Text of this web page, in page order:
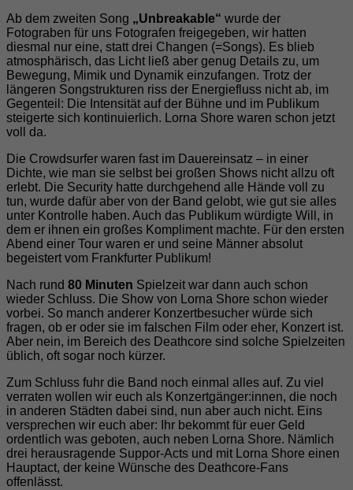
Ab dem zweiten Song „Unbreakable“ wurde der
Fotograben für uns Fotografen freigegeben, wir hatten
diesmal nur eine, statt drei Changen (=Songs). Es blieb
atmosphärisch, das Licht ließ aber genug Details zu, um
Bewegung, Mimik und Dynamik einzufangen. Trotz der
längeren Songstrukturen riss der Energiefluss nicht ab, im
Gegenteil: Die Intensität auf der Bühne und im Publikum
steigerte sich kontinuierlich. Lorna Shore waren schon jetzt
voll da.
Die Crowdsurfer waren fast im Dauereinsatz – in einer
Dichte, wie man sie selbst bei großen Shows nicht allzu oft
erlebt. Die Security hatte durchgehend alle Hände voll zu
tun, wurde dafür aber von der Band gelobt, wie gut sie alles
unter Kontrolle haben. Auch das Publikum würdigte Will, in
dem er ihnen ein großes Kompliment machte. Für den ersten
Abend einer Tour waren er und seine Männer absolut
begeistert vom Frankfurter Publikum!
Nach rund 80 Minuten Spielzeit war dann auch schon
wieder Schluss. Die Show von Lorna Shore schon wieder
vorbei. So manch anderer Konzertbesucher würde sich
fragen, ob er oder sie im falschen Film oder eher, Konzert ist.
Aber nein, im Bereich des Deathcore sind solche Spielzeiten
üblich, oft sogar noch kürzer.
Zum Schluss fuhr die Band noch einmal alles auf. Zu viel
verraten wollen wir euch als Konzertgänger:innen, die noch
in anderen Städten dabei sind, nun aber auch nicht. Eins
versprechen wir euch aber: Ihr bekommt für euer Geld
ordentlich was geboten, auch neben Lorna Shore. Nämlich
drei herausragende Suppor-Acts und mit Lorna Shore einen
Hauptact, der keine Wünsche des Deathcore-Fans
offenlässt.